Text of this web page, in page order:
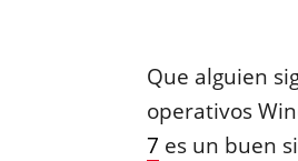
Que alguien
operativos
7 es un buen